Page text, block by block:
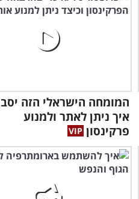
המומחה הישראלי הזה
איך ניתן לאתר ולמנוע
פרקינסון